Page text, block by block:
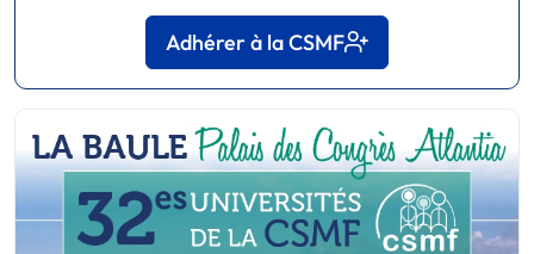
Adhérer à la CSMF